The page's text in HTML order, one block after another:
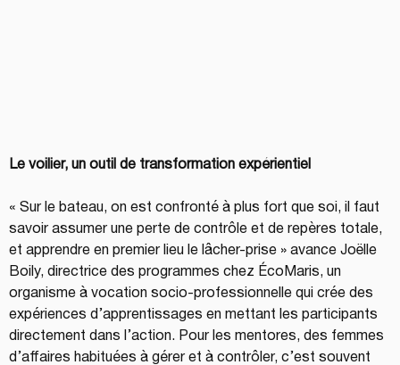
Le voilier, un outil de transformation expérientiel
« Sur le bateau, on est confronté à plus fort que soi, il faut
savoir assumer une perte de contrôle et de repères totale,
et apprendre en premier lieu le lâcher-prise » avance Joëlle
Boily, directrice des programmes chez ÉcoMaris, un
organisme à vocation socio-professionnelle qui crée des
expériences d’apprentissages en mettant les participants
directement dans l’action. Pour les mentores, des femmes
d’affaires habituées à gérer et à contrôler, c’est souvent